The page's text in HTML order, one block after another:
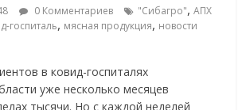
0 Комментариев "Сибагро",АПХ
госпиталь, мясная продукция, новости
в ковид-госпиталях
уже несколько месяцев
тысячи. Но с каждой неделей